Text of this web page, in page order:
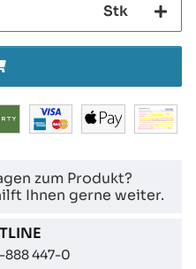
Stk
zum Produkt?
Ihnen gerne weiter.
888 447-0